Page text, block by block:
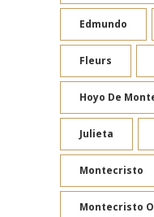
Edmundo
Fleurs
Hoyo De
Julieta
Montecristo
Montecristo